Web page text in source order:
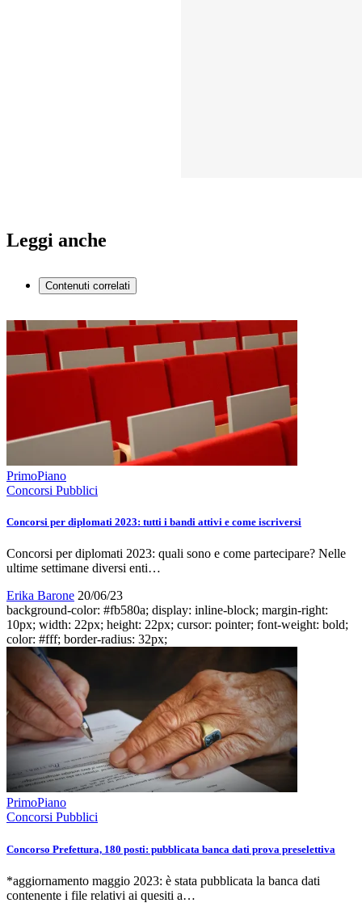
Leggi anche
Contenuti correlati
PrimoPiano
Concorsi Pubblici
Concorsi per diplomati 2023: tutti i bandi attivi e come iscriversi
Concorsi per diplomati 2023: quali sono e come partecipare? Nelle
ultime settimane diversi enti…
Erika Barone 20/06/23
background-color: #fb580a; display: inline-block; margin-right:
10px; width: 22px; height: 22px; cursor: pointer; font-weight: bold;
color: #fff; border-radius: 32px;
PrimoPiano
Concorsi Pubblici
Concorso Prefettura, 180 posti: pubblicata banca dati prova preselettiva
*aggiornamento maggio 2023: è stata pubblicata la banca dati
contenente i file relativi ai quesiti a…